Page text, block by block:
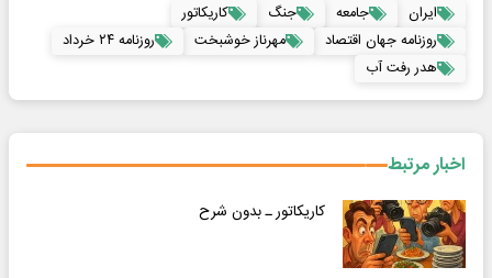
ایران جامعه جنگ
کاریکاتور
روزنامه جهان اقتصاد
مهرناز خوشبخت
روزنامه ۲۴ خرداد
هدر رفت آب
اخبار مرتبط
کاریکاتور ـ بدون شرح